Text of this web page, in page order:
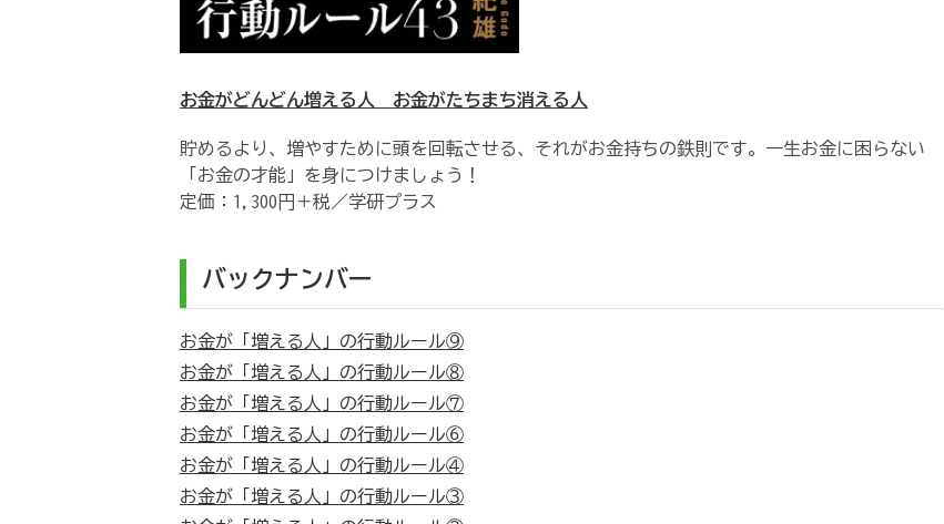
お金がどんどん増える人 お金がたちまち消える人
貯めるより、増やすために頭を回転させる、それがお金持ちの鉄則です。一生お金に困らない
「お金の才能」を身につけましょう！
定価：1,300円＋税／学研プラス
バックナンバー
お金が「増える人」の行動ルール⑨
お金が「増える人」の行動ルール⑧
お金が「増える人」の行動ルール⑦
お金が「増える人」の行動ルール⑥
お金が「増える人」の行動ルール④
お金が「増える人」の行動ルール③